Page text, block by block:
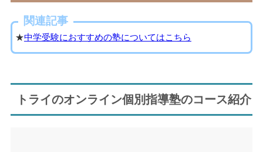
関連記事
★中学受験におすすめの塾についてはこちら
トライのオンライン個別指導塾のコース紹介